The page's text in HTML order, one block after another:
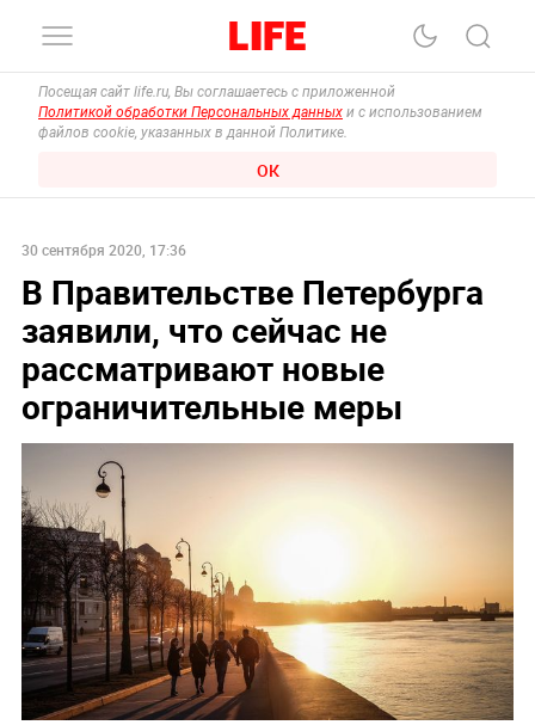
Посещая сайт life.ru, Вы соглашаетесь с приложенной
Политикой обработки Персональных данных и с использованием
файлов cookie, указанных в данной Политике.
ОК
30 сентября 2020, 17:36
В Правительстве Петербурга
заявили, что сейчас не
рассматривают новые
ограничительные меры